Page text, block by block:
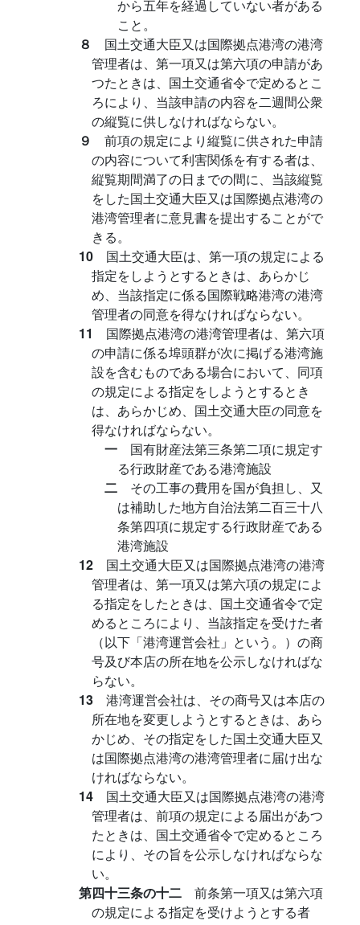
から五年を経過していない者がある
こと。
８ 国土交通大臣又は国際拠点港湾の港湾
管理者は、第一項又は第六項の申請があ
つたときは、国土交通省令で定めるとこ
ろにより、当該申請の内容を二週間公衆
の縦覧に供しなければならない。
９ 前項の規定により縦覧に供された申請
の内容について利害関係を有する者は、
縦覧期間満了の日までの間に、当該縦覧
をした国土交通大臣又は国際拠点港湾の
港湾管理者に意見書を提出することがで
きる。
10 国土交通大臣は、第一項の規定による
指定をしようとするときは、あらかじ
め、当該指定に係る国際戦略港湾の港湾
管理者の同意を得なければならない。
11 国際拠点港湾の港湾管理者は、第六項
の申請に係る埠頭群が次に掲げる港湾施
設を含むものである場合において、同項
の規定による指定をしようとするとき
は、あらかじめ、国土交通大臣の同意を
得なければならない。
一 国有財産法第三条第二項に規定す
る行政財産である港湾施設
二 その工事の費用を国が負担し、又
は補助した地方自治法第二百三十八
条第四項に規定する行政財産である
港湾施設
12 国土交通大臣又は国際拠点港湾の港湾
管理者は、第一項又は第六項の規定によ
る指定をしたときは、国土交通省令で定
めるところにより、当該指定を受けた者
（以下「港湾運営会社」という。）の商
号及び本店の所在地を公示しなければな
らない。
13 港湾運営会社は、その商号又は本店の
所在地を変更しようとするときは、あら
かじめ、その指定をした国土交通大臣又
は国際拠点港湾の港湾管理者に届け出な
ければならない。
14 国土交通大臣又は国際拠点港湾の港湾
管理者は、前項の規定による届出があつ
たときは、国土交通省令で定めるところ
により、その旨を公示しなければならな
い。
第四十三条の十二 前条第一項又は第六項
の規定による指定を受けようとする者